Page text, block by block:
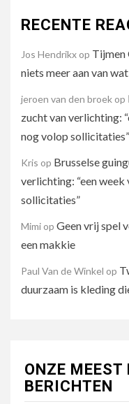
RECENTE
Jos Hendrikx op Tijmen
niets meer aan van
jeroen van den broek op
zucht van verlichting:
nog volop sollicitaties”
Kris op Brusselse
verlichting: “een
sollicitaties”
Mimi op Geen vrij spel
een makkie
Paul Van de Winkel op
duurzaam is kleding
ONZE MEEST
BERICHTEN